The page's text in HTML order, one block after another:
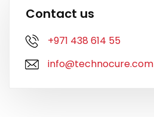
Contact us
+971 438 614 55
info@technocure.com